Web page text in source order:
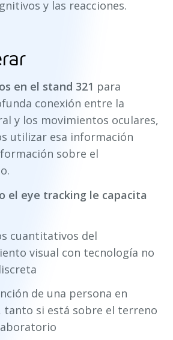
y las reacciones.
en el stand 321 para
conexión entre la
y los movimientos oculares,
utilizar esa información
sobre el
el eye tracking le capacita
cuantitativos del
visual con tecnología no
de una persona en
tanto si está sobre el terreno